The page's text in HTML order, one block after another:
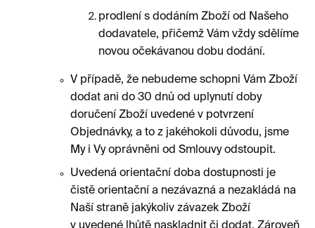
prodlení s dodáním Zboží od Našeho
dodavatele, přičemž Vám vždy sdělíme
novou očekávanou dobu dodání.
V případě, že nebudeme schopni Vám Zboží
dodat ani do 30 dnů od uplynutí doby
doručení Zboží uvedené v potvrzení
Objednávky, a to z jakéhokoli důvodu, jsme
My i Vy oprávněni od Smlouvy odstoupit.
Uvedená orientační doba dostupnosti je
čistě orientační a nezávazná a nezakládá na
Naší straně jakýkoliv závazek Zboží